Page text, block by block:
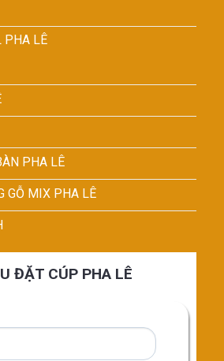
PHA LÊ
PHA LÊ
GỖ MIX PHA LÊ
ĐẶT CÚP PHA LÊ